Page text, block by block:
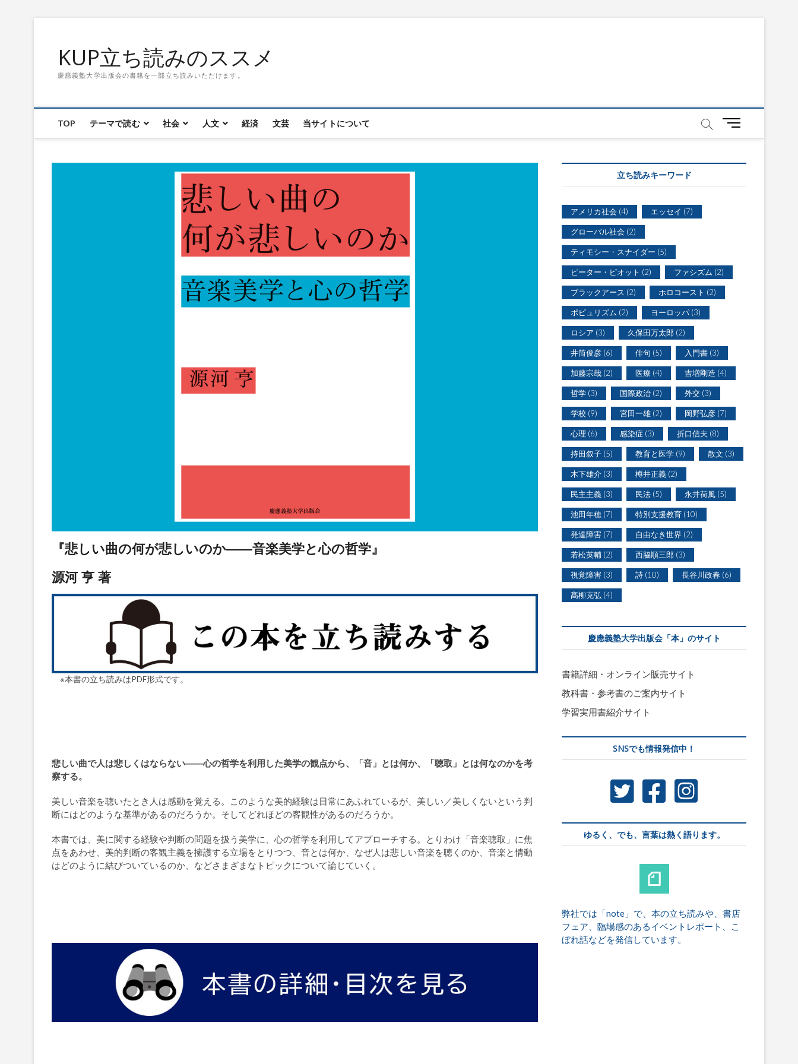
t
KUP立ち読みのススメ
慶應義塾大学出版会の書籍を一部立ち読みいただけます。
TOP テーマで読む 社会 人文 経済 文芸 当サイトについて
メ
ー
タ
『悲しい曲の何が悲しいのか――音楽美学と心の哲学』
源河 亨 著
※本書の立ち読みはPDF形式です。
悲しい曲で人は悲しくはならない――心の哲学を利用した美学の観点から、「音」とは何か、「聴取」とは何なのかを考
察する。
美しい音楽を聴いたとき人は感動を覚える。このような美的経験は日常にあふれているが、美しい／美しくないという判
断にはどのような基準があるのだろうか。そしてどれほどの客観性があるのだろうか。
本書では、美に関する経験や判断の問題を扱う美学に、心の哲学を利用してアプローチする。とりわけ「音楽聴取」に焦
点をあわせ、美的判断の客観主義を擁護する立場をとりつつ、音とは何か、なぜ人は悲しい音楽を聴くのか、音楽と情動
はどのように結びついているのか、などさまざまなトピックについて論じていく。
立ち読みキーワード
アメリカ社会 (4) エッセイ (7)
グローバル社会 (2)
ティモシー・スナイダー (5)
ピーター・ピオット (2) ファシズム (2)
ブラックアース (2) ホロコースト (2)
ポピュリズム (2) ヨーロッパ (3)
ロシア (3) 久保田万太郎 (2)
井筒俊彦 (6) 俳句 (5) 入門書 (3)
加藤宗哉 (2) 医療 (4) 吉増剛造 (4)
哲学 (3) 国際政治 (2) 外交 (3)
学校 (9) 宮田一雄 (2) 岡野弘彦 (7)
心理 (6) 感染症 (3) 折口信夫 (8)
持田叙子 (5) 教育と医学 (9) 散文 (3)
木下雄介 (3) 樽井正義 (2)
民主主義 (3) 民法 (5) 永井荷風 (5)
池田年穂 (7) 特別支援教育 (10)
発達障害 (7) 自由なき世界 (2)
若松英輔 (2) 西脇順三郎 (3)
視覚障害 (3) 詩 (10) 長谷川政春 (6)
髙柳克弘 (4)
慶應義塾大学出版会「本」のサイト
書籍詳細・オンライン販売サイト
教科書・参考書のご案内サイト
学習実用書紹介サイト
SNSでも情報発信中！
ゆるく、でも、言葉は熱く語ります。
弊社では「note」で、本の立ち読みや、書店
フェア、臨場感のあるイベントレポート、こ
ぼれ話などを発信しています。